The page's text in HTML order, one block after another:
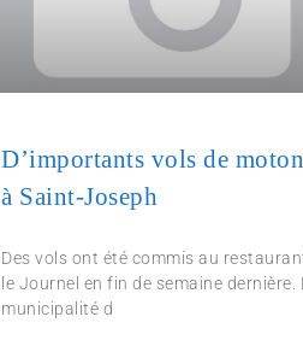
D’importants vols de
à Saint-Joseph
Des vols ont été commis au
le Journel en fin de semaine dernière.
municipalité d